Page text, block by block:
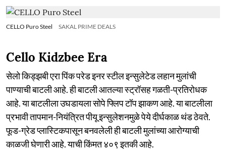
CELLO Puro Steel SAKAL PRIME DEALS
Cello Kidzbee Era
सेलो किड्झबी एरा पिंक परेड इनर स्टील इन्सुलेटेड लहान मुलांची
पाण्याची बाटली आहे. ही बाटली आतल्या स्ट्रॉसह गळती-प्रतिरोधक
आहे. या बाटलीला उघडायला सोपे फ्लिप टॉप झाकण आहे. या बाटलीला
प्रभावी तापमान-नियंत्रित पीयू इन्सुलेशनमुळे पेये दीर्घकाळ थंड ठेवते.
फूड-ग्रेड प्लास्टिकपासून बनवलेली ही बाटली मुलांच्या आरोग्याची
काळजी घेणारी आहे. याची किंमत ४०९ इतकी आहे.